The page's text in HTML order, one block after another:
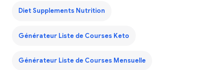
Diet Supplements Nutrition
Générateur Liste de Courses Keto
Générateur Liste de Courses Mensuelle